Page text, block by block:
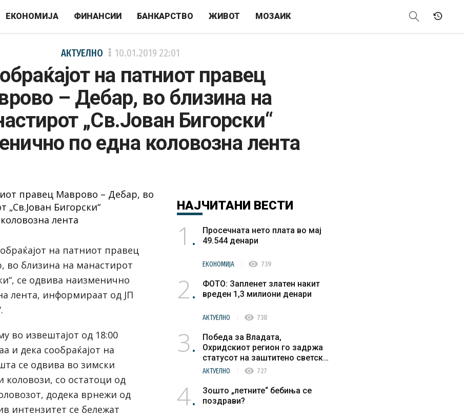
ЕКОНОМИЈА ФИНАНСИИ БАНКАРСТВО ЖИВОТ МОЗАИК
АКТУЕЛНО 10.01.2019 22:01
на патниот правец
– Дебар, во близина на
„Св.Јован Бигорски“
по една коловозна лента
на патниот правец
во близина на манастирот
се одвива наизменично
лента, информираат од ЈП
во извештајот од 18:00
и дека сообраќајот на
се одвива во зимски
коловози, со остатоци од
додека врнежи од
интензитет се бележат
НАЈЧИТАНИ ВЕСТИ
1
Просечната нето плата во мај
49.544 денари
ЕКОНОМИЈА visibility 739
2
ФОТО: Запленет златен накит
вреден 1,3 милиони денари
АКТУЕЛНО visibility 738
3
Победа за Владата,
Охридскиот регион го задржа
статусот на заштитено светско
културно наследство
АКТУЕЛНО visibility 727
4
Зошто „летните“ бебиња се
поздрави?